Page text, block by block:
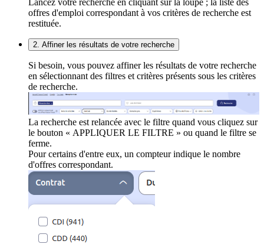
Lancez votre recherche en cliquant sur la loupe ; la liste des
offres d'emploi correspondant à vos critères de recherche est
restituée.
2. Affiner les résultats de votre recherche
Si besoin, vous pouvez affiner les résultats de votre recherche
en sélectionnant des filtres et critères présents sous les critères
de recherche.
La recherche est relancée avec le filtre quand vous cliquez sur
le bouton « APPLIQUER LE FILTRE » ou quand le filtre se
ferme.
Pour certains d'entre eux, un compteur indique le nombre
d'offres correspondant.